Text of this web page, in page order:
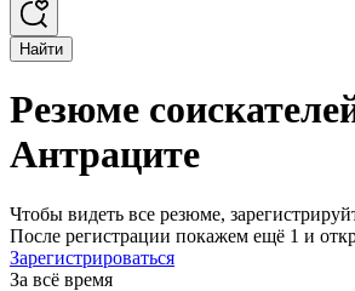
Найти
Резюме
Антраците
Чтобы видеть все резюме,
После регистрации покажем ещё 1 и
Зарегистрироваться
За всё время